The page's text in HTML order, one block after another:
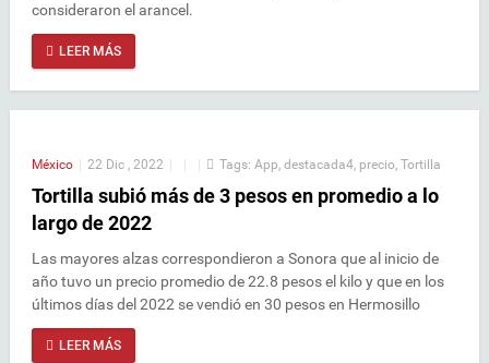
consideraron el arancel.
LEER MÁS
México | 22 Dic , 2022 | | | Tags: App destacada4 precio Tortilla
Tortilla subió más de 3 pesos en promedio a lo
largo de 2022
Las mayores alzas correspondieron a Sonora que al inicio de
año tuvo un precio promedio de 22.8 pesos el kilo y que en los
últimos días del 2022 se vendió en 30 pesos en Hermosillo
LEER MÁS